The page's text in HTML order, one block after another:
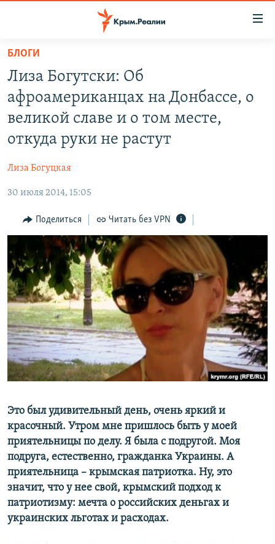
Вернуться
основному
содержанию
Вернутся
главной
Вернутся
СПЕЦПРОЕКТЫ
ВОДА
ИНТЕРАКТИВ
ИНФОГРАФИКА
ТЕЛЕПРОЕКТ КРЫМ.РЕАЛИИ
СОВЕТЫ ПРАВОЗАЩИТНИКОВ
ПРОПАВШИЕ БЕЗ ВЕСТИ
ПОБЕДИТЕЛЕЙ НЕ СУДЯТ?
КРЫМ.НЕПОКОРЕННЫЙ
ELIFBE
УКРАИНСКАЯ ПРОБЛЕМА КРЫМА
РАДІО СВОБОДА
КАК ОБОЙТИ БЛОКИРОВКУ
Qırımtatar
ПРИСОЕДИНЯЙТЕСЬ!
Все сайты RFE/RL
БЛОГИ
Лиза Богутски: Об
афроамериканцах на Донбассе, о
великой славе и о том месте,
откуда руки не растут
Лиза Богуцкая
30 июля 2014, 15:05
Поделиться Читать без VPN
Это был удивительный день, очень яркий и
красочный. Утром мне пришлось быть у моей
приятельницы по делу. Я была с подругой. Моя
подруга, естественно, гражданка Украины. А
приятельница – крымская патриотка. Ну, это
значит, что у нее свой, крымский подход к
патриотизму: мечта о российских деньгах и
украинских льготах и расходах.